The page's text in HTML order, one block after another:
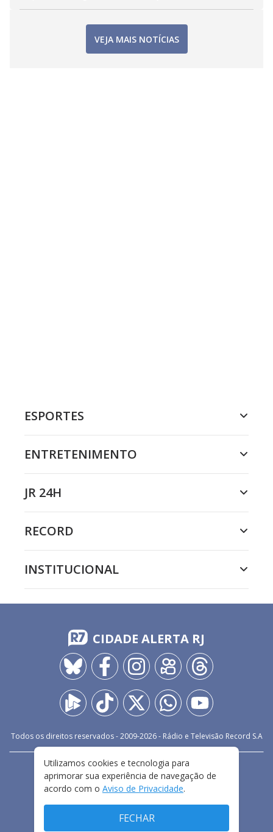
VEJA MAIS NOTÍCIAS
ESPORTES
ENTRETENIMENTO
JR 24H
RECORD
INSTITUCIONAL
CIDADE ALERTA RJ
Todos os direitos reservados - 2009-2026- Rádio e Televisão Record S.A
FALE CONOSCO
PRIVACIDADE
TERMOS E CONDIÇÕES DE USO
Utilizamos cookies e tecnologia para
aprimorar sua experiência de navegação de
acordo com o Aviso de Privacidade.
FECHAR